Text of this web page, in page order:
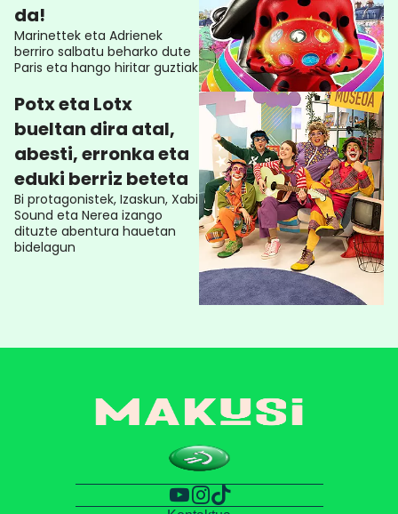
da!
Marinettek eta Adrienek
berriro salbatu beharko dute
Paris eta hango hiritar guztiak
Potx eta Lotx
bueltan dira atal,
abesti, erronka eta
eduki berriz beteta
Bi protagonistek, Izaskun, Xabi
Sound eta Nerea izango
dituzte abentura hauetan
bidelagun